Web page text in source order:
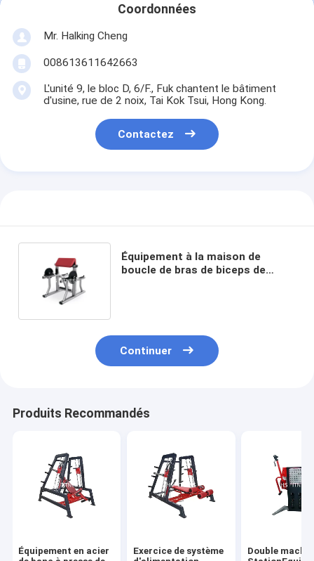
Coordonnées
Mr. Halking Cheng
008613611642663
L'unité 9, le bloc D, 6/F., Fuk chantent le bâtiment
d'usine, rue de 2 noix, Tai Kok Tsui, Hong Kong.
Contactez
Équipement à la maison de
boucle de bras de biceps de
Continuer
Produits Recommandés
Équipement en acier
Exercice de système
Double